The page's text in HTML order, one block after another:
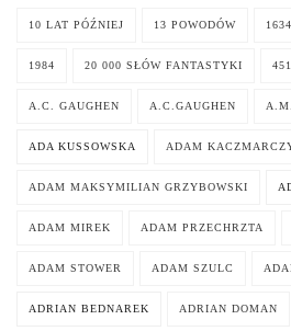
10 LAT PÓŹNIEJ 13 POWODÓW
1984 20 000 SŁÓW FANTASTYKI
A.C. GAUGHEN A.C.GAUGHEN
ADA KUSSOWSKA ADAM
ADAM MAKSYMILIAN GRZYBOWSKI
ADAM MIREK ADAM PRZECHRZTA
ADAM STOWER ADAM SZULC
ADRIAN BEDNAREK ADRIAN DOMAN